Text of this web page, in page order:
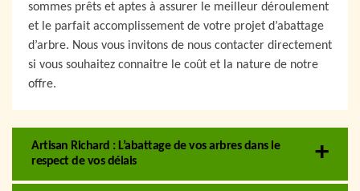
sommes prêts et aptes à assurer le meilleur déroulement
et le parfait accomplissement de votre projet d’abattage
d’arbre. Nous vous invitons de nous contacter directement
si vous souhaitez connaitre le coût et la nature de notre
offre.
Artisan Richard : L’abattage de vos arbres dans le
respect de vos délais